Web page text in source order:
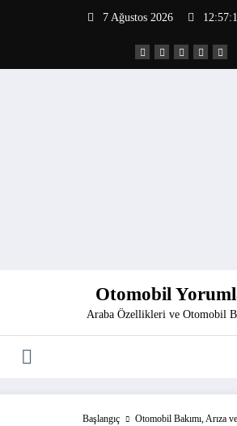
7 Ağustos 2026
Otomobil
Araba Özellikleri ve Otomobil
Başlangıç
Otomobil Bakımı, Arıza